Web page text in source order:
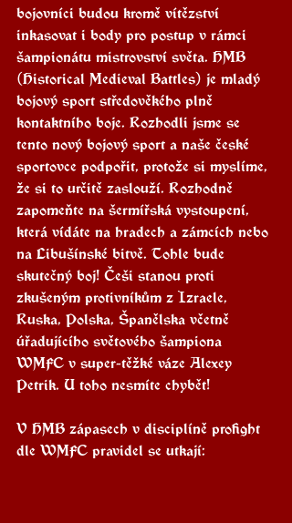
bojovníci budou kromě vítězství
inkasovat i body pro postup v rámci
šampionátu mistrovství světa. HMB
(Historical Medieval Battles) je mladý
bojový sport středověkého plně
kontaktního boje. Rozhodli jsme se
tento nový bojový sport a naše české
sportovce podpořit, protože si myslíme,
že si to určitě zaslouží. Rozhodně
zapomeňte na šermířská vystoupení,
která vídáte na hradech a zámcích nebo
na Libušínské bitvě. Tohle bude
skutečný boj! Češi stanou proti
zkušeným protivníkům z Izraele,
Ruska, Polska, Španělska včetně
úřadujícího světového šampiona
WMFC v super-těžké váze Alexey
Petrik. U toho nesmíte chybět!
V HMB zápasech v disciplíně profight
dle WMFC pravidel se utkají: